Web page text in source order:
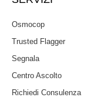
Osmocop
Trusted Flagger
Segnala
Centro Ascolto
Richiedi Consulenza